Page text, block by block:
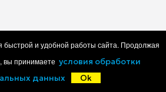
Корзина Избранное
быстрой и удобной работы сайта. Продолжая
вы принимаете условия обработки
данных
Ok